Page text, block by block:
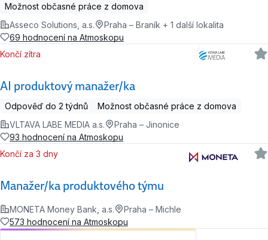
Možnost občasné práce z domova
Asseco Solutions, a.s.
Praha – Braník + 1 další lokalita
69 hodnocení na Atmoskopu
AI produktový manažer/ka
Končí zítra
Odpověď do 2 týdnů
Možnost občasné práce z domova
VLTAVA LABE MEDIA a.s.
Praha – Jinonice
93 hodnocení na Atmoskopu
Manažer/ka produktového týmu
Končí za 3 dny
MONETA Money Bank, a.s.
Praha – Michle
573 hodnocení na Atmoskopu